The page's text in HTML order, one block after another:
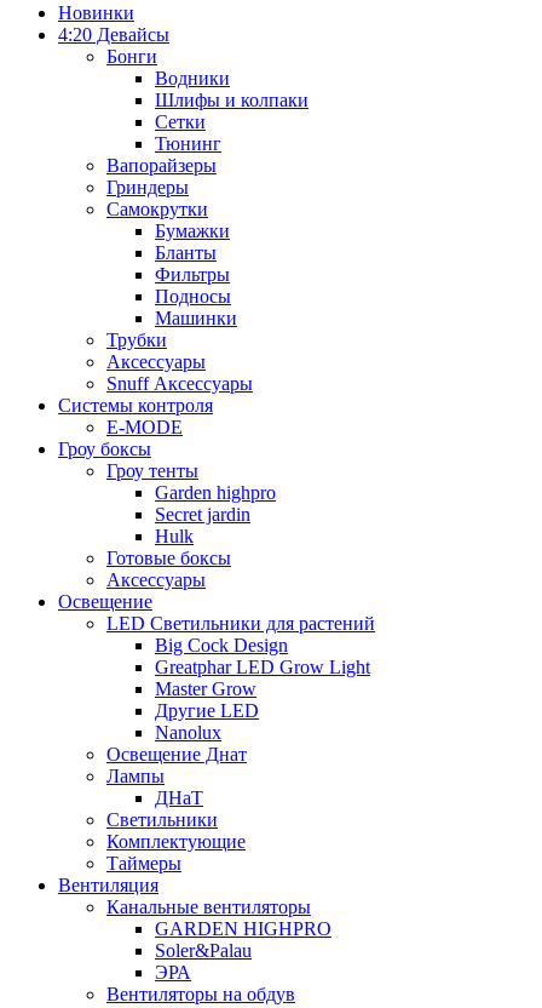
Новинки
4:20 Девайсы
Бонги
Водники
Шлифы и колпаки
Сетки
Тюнинг
Вапорайзеры
Гриндеры
Самокрутки
Бумажки
Бланты
Фильтры
Подносы
Машинки
Трубки
Аксессуары
Snuff Аксессуары
Системы контроля
E-MODE
Гроу боксы
Гроу тенты
Garden highpro
Secret jardin
Hulk
Готовые боксы
Аксессуары
Освещение
LED Светильники для растений
Big Cock Design
Greatphar LED Grow Light
Master Grow
Другие LED
Nanolux
Освещение Днат
Лампы
ДНаТ
Светильники
Комплектующие
Таймеры
Вентиляция
Канальные вентиляторы
GARDEN HIGHPRO
Soler&Palau
ЭРА
Вентиляторы на обдув